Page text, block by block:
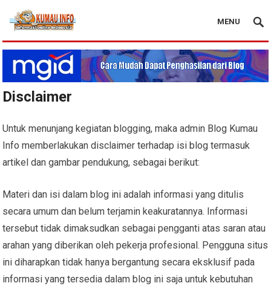
Blog Kumau Info
MENU
Disclaimer
Untuk menunjang kegiatan blogging, maka admin Blog Kumau
Info memberlakukan disclaimer terhadap isi blog termasuk
artikel dan gambar pendukung, sebagai berikut:
Materi dan isi dalam blog ini adalah informasi yang ditulis
secara umum dan belum terjamin keakuratannya. Informasi
tersebut tidak dimaksudkan sebagai pengganti atas saran atau
arahan yang diberikan oleh pekerja profesional. Pengguna situs
ini diharapkan tidak hanya bergantung secara eksklusif pada
informasi yang tersedia dalam blog ini saja untuk kebutuhan